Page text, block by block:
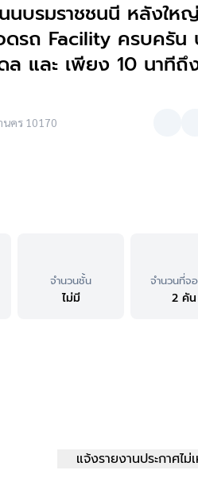
นบรมราชชนนี หลังใหญ่
รถ Facility ครบครัน
ล และ เพียง 10 นาทีถึ
คร 10170
จำนวนชั้น
ไม่มี
จำนวนที่จ
2 คัน
แจ้งรายงานประกาศไม่